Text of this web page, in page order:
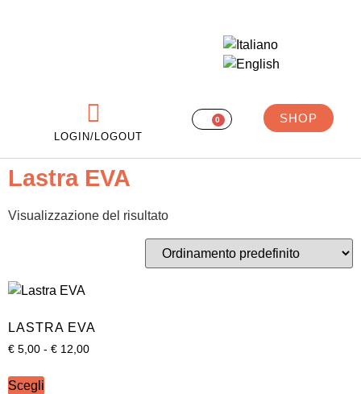
LOGIN/LOGOUT
0 SHOP
Lastra EVA
Visualizzazione del risultato
LASTRA EVA
€ 5,00 - € 12,00
Scegli